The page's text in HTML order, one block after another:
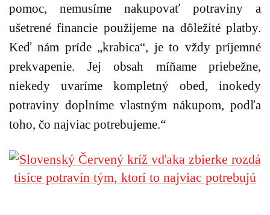
pomoc, nemusíme nakupovať potraviny a
ušetrené financie použijeme na dôležité platby.
Keď nám príde „krabica“, je to vždy príjemné
prekvapenie. Jej obsah míňame priebežne,
niekedy uvaríme kompletný obed, inokedy
potraviny doplníme vlastným nákupom, podľa
toho, čo najviac potrebujeme.“